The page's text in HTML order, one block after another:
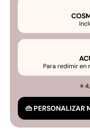
Para redimir en
⭐
👜 PERSONALIZAR